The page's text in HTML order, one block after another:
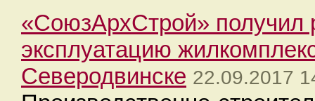
«СоюзАрхСтрой» получил
эксплуатацию
Северодвинске 22.09.2017